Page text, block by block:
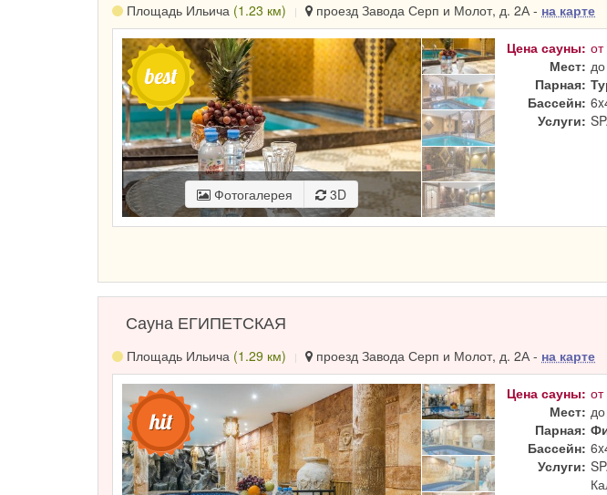
Площадь Ильича (1.23 км) проезд Завода Серп и Молот, д. 2А - на карте
Фотогалерея 3D
Цена сауны: от
Мест:
Парная:
Бассейн:
Услуги:
Сауна ЕГИПЕТСКАЯ
Площадь Ильича (1.29 км) проезд Завода Серп и Молот, д. 2А - на карте
Цена сауны: от
Мест: до
Парная:
Бассейн:
Услуги: